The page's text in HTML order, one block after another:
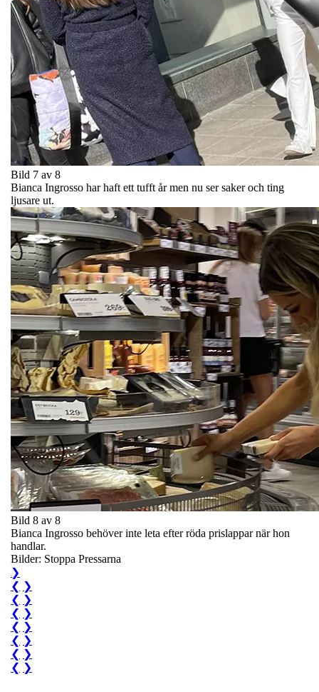
Bild 7 av 8
Bianca Ingrosso har haft ett tufft år men nu ser saker och ting
ljusare ut.
Bild 8 av 8
Bianca Ingrosso behöver inte leta efter röda prislappar när hon
handlar.
Bilder: Stoppa Pressarna
❯
❮ ❯
❮ ❯
❮ ❯
❮ ❯
❮ ❯
❮ ❯
❮ ❯